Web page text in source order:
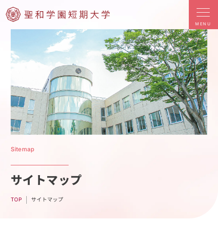
MENU
Sitemap
サイトマップ
TOP サイトマップ